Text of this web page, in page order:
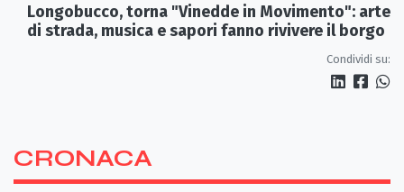
Longobucco, torna "Vinedde in Movimento": arte
di strada, musica e sapori fanno rivivere il borgo
Condividi su:
CRONACA